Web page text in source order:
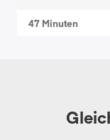
47 Minuten